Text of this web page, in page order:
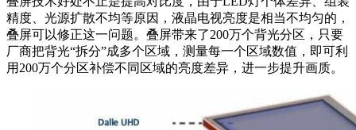
精度、光源扩散不均等原因，液晶电视亮度是相当不均匀的，
叠屏可以修正这一问题。叠屏带来了200万个背光分区，只要
厂商把背光“拆分”成多个区域，测量每一个区域数值，即可利
用200万个分区补偿不同区域的亮度差异，进一步提升画质。